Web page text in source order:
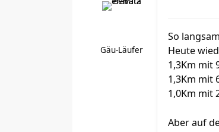
Gäu-Läufer
So
Heute
1,3Km mit
1,3Km mit
1,0Km mit
Aber auf